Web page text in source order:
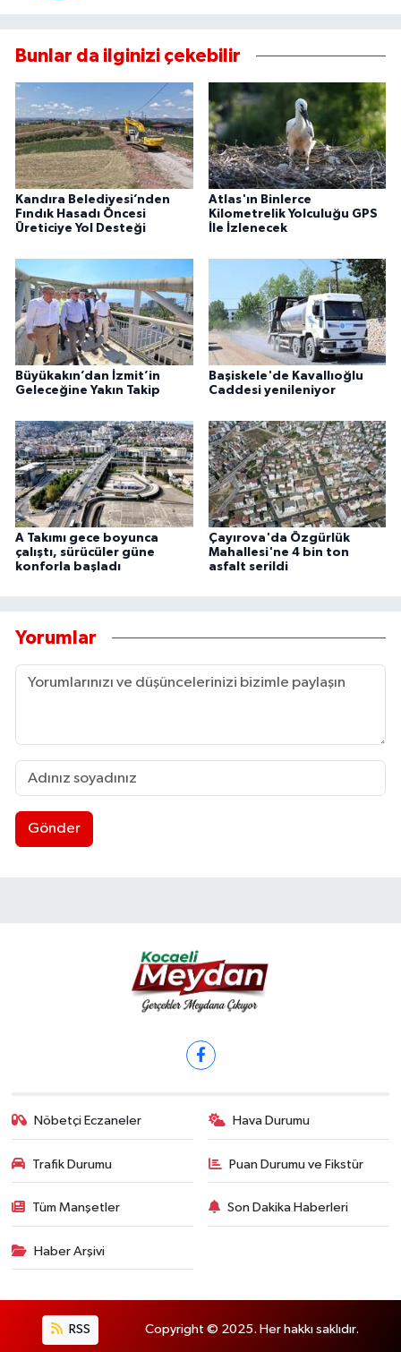
Bunlar da ilginizi çekebilir
Kandıra Belediyesi’nden
Fındık Hasadı Öncesi
Üreticiye Yol Desteği
Atlas'ın Binlerce
Kilometrelik Yolculuğu GPS
İle İzlenecek
Büyükakın’dan İzmit’in
Geleceğine Yakın Takip
Başiskele'de Kavallıoğlu
Caddesi yenileniyor
A Takımı gece boyunca
çalıştı, sürücüler güne
konforla başladı
Çayırova'da Özgürlük
Mahallesi'ne 4 bin ton
asfalt serildi
Yorumlar
Gönder
Nöbetçi Eczaneler Hava Durumu
Trafik Durumu Puan Durumu ve Fikstür
Tüm Manşetler Son Dakika Haberleri
Haber Arşivi
RSS Copyright © 2025. Her hakkı saklıdır.